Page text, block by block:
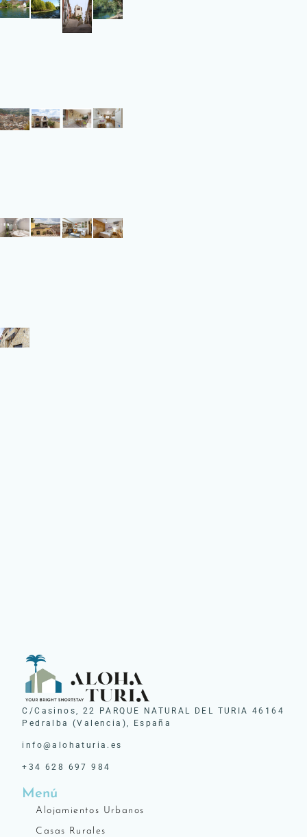
C/Casinos, 22 PARQUE NATURAL DEL TURIA 46164
Pedralba (Valencia), España
info@alohaturia.es
+34 628 697 984
Menú
Alojamientos Urbanos
Casas Rurales